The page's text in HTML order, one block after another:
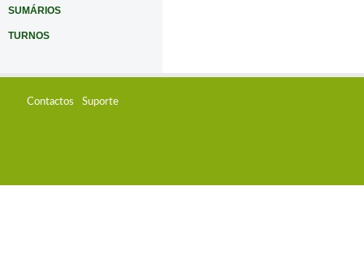
SUMÁRIOS
TURNOS
Contactos Suporte